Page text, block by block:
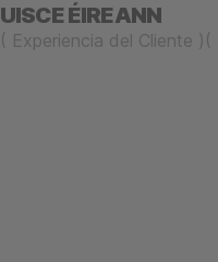
UISCE ÉIREANN
( Experiencia del Cliente ) (